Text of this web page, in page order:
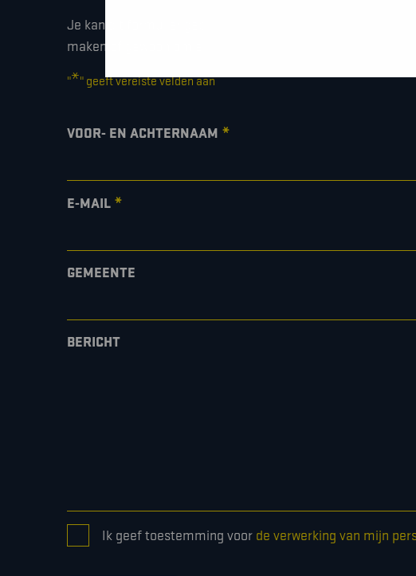
Je kan dit formulier gebruiken om meer informatie te
maken of gewoon om even hallo te zeggen.
"*" geeft vereiste velden aan
VOOR- EN ACHTERNAAM *
E-MAIL *
GEMEENTE
BERICHT
CONSENT
*
Ik geef toestemming voor de verwerking van mijn